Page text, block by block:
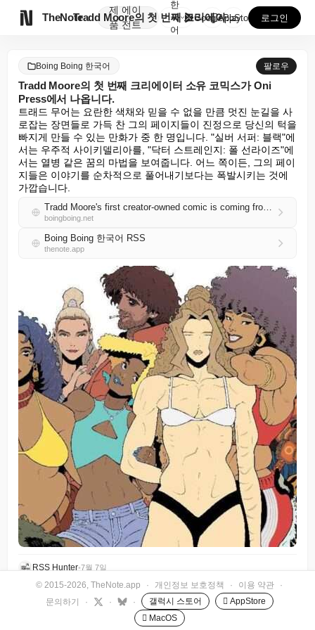
TheNote
제
품
에이
전트
Tradd Moore의 첫 번째 크리에이터 소유 코믹스...
한
국
어
GooglePlay
AppStore 로그인
Boing Boing 한국어 팔로우
Tradd Moore의 첫 번째 크리에이터 소유 코믹스가 Oni
Press에서 나옵니다.
트래드 무어는 요란한 색채와 믿을 수 없을 만큼 멋진 눈길을 사
로잡는 장면들로 가득 찬 그의 페이지들이 진정으로 당신의 턱을
빠지게 만들 수 있는 만화가 중 한 명입니다. "실버 서퍼: 블랙"에
서는 우주적 사이키델리아를, "닥터 스트레인지: 폴 선라이즈"에
서는 열병 같은 꿈의 마법을 보여줍니다. 어느 쪽이든, 그의 페이
지들은 이야기를 순차적으로 풀어내기보다는 폭발시키는 것에
가깝습니다.
Tradd Moore's first creator-owned comic is coming from Oni Press
boingboing.net
Boing Boing 한국어 RSS
thenote.app
RSS Hunter•7월 7일
© 2015-2026, TheNote.app · 개인정보 보호정책 · 이용 약관
·
문의하기
· · · 갤럭시 스토어
 AppStore
 MacOS